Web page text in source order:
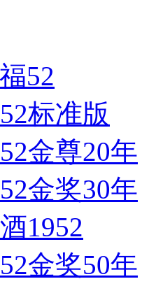
52
标准版
金尊20年
金奖30年
1952
金奖50年